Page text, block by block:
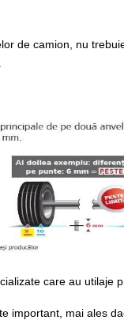
de camion, nu
care au utilaje
important, mai ales